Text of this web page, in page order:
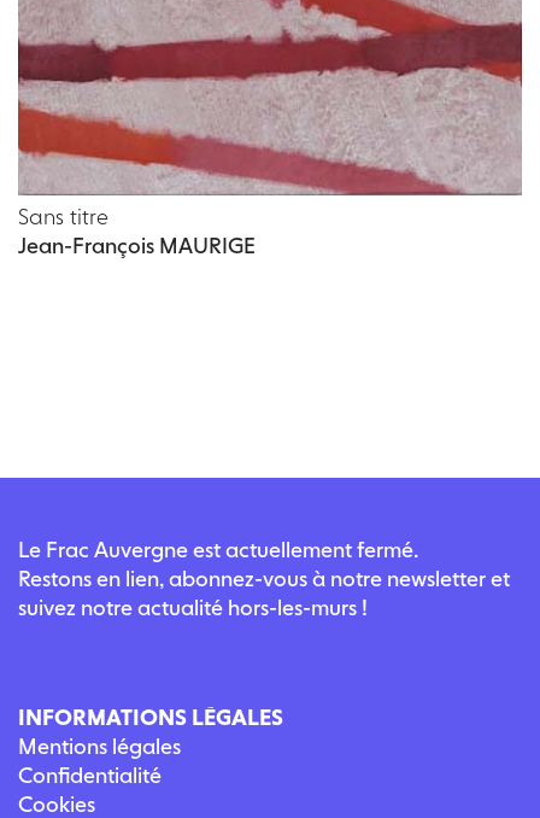
Sans titre
Jean-François MAURIGE
Le Frac Auvergne est actuellement fermé.
Restons en lien, abonnez-vous à notre newsletter et
suivez notre actualité hors-les-murs !
INFORMATIONS LÉGALES
Mentions légales
Confidentialité
Cookies